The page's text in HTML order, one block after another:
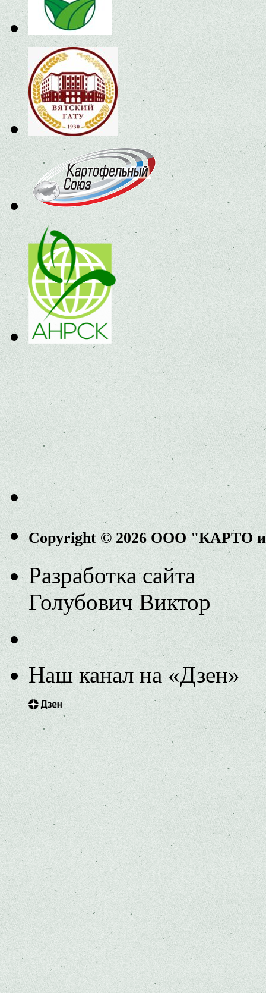
Copyright © 2026 ООО "КАРТО
Разработка сайта
Голубович Виктор
Наш канал на «Дзен»